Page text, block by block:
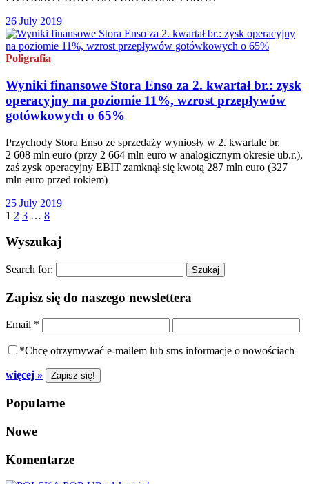
26 July 2019
Poligrafia
Wyniki finansowe Stora Enso za 2. kwartał br.: zysk
operacyjny na poziomie 11%, wzrost przepływów
gotówkowych o 65%
Przychody Stora Enso ze sprzedaży wyniosły w 2. kwartale br.
2 608 mln euro (przy 2 664 mln euro w analogicznym okresie ub.r.),
zaś zysk operacyjny EBIT zamknął się kwotą 287 mln euro (327
mln euro przed rokiem)
25 July 2019
1 2 3 … 8
Wyszukaj
Search for:
Zapisz się do naszego newslettera
Email *
*Chcę otrzymywać e-mailem lub sms informacje o nowościach
więcej »
Popularne
Nowe
Komentarze